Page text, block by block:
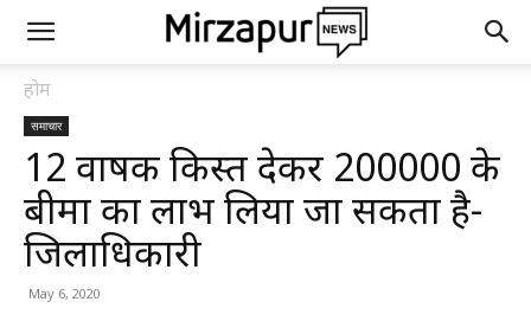
होम
समाचार
₹12 वार्षिक किस्त देकर ₹200000 के
बीमा का लाभ लिया जा सकता है-
जिलाधिकारी
May 6, 2020